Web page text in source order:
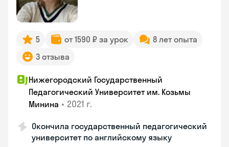
5 от 1590 ₽ за урок
8 лет опыта
3 отзыва
Нижегородский Государственный
Педагогический Университет им. Козьмы
Минина • 2021 г.
Окончила государственный педагогический
университет по английскому языку